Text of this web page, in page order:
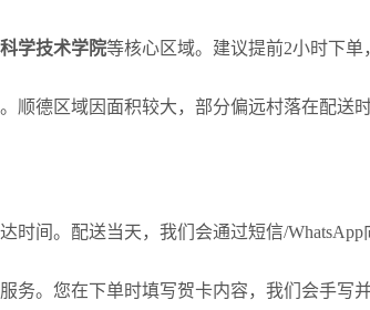
学技术学院等核心区域。建议提前2小时下单
顺德区域因面积较大，部分偏远村落在配送
间。配送当天，我们会通过短信/WhatsApp
务。您在下单时填写贺卡内容，我们会手写